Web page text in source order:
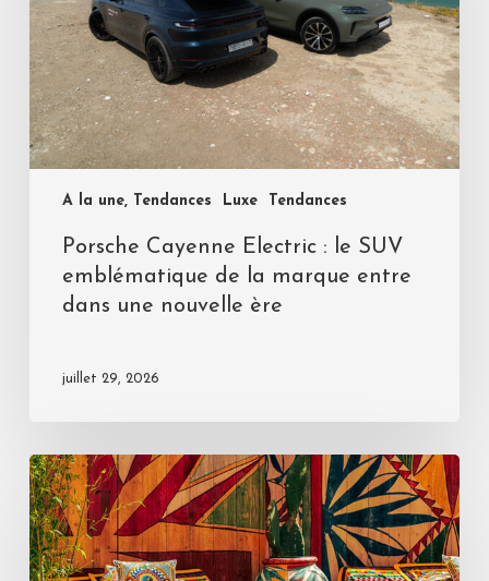
A la une, Tendances Luxe Tendances
Porsche Cayenne Electric : le SUV
emblématique de la marque entre
dans une nouvelle ère
juillet 29, 2026